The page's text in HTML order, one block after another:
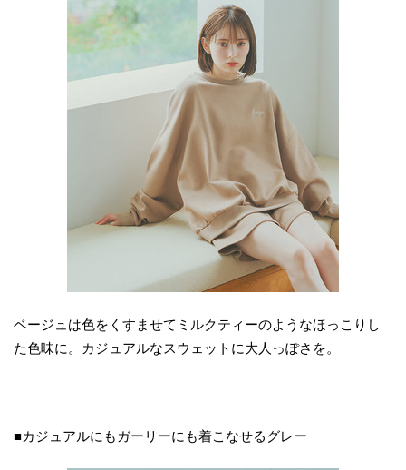
ベージュは色をくすませてミルクティーのようなほっこりし
た色味に。カジュアルなスウェットに大人っぽさを。
■カジュアルにもガーリーにも着こなせるグレー